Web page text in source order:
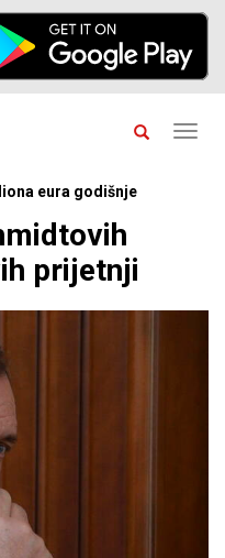
eura godišnje
prijetnji